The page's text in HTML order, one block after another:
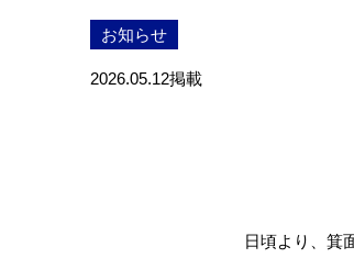
お知らせ
2026.05.12掲載
日頃より、箕